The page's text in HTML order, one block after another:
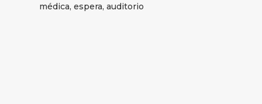
médica, espera, auditorio